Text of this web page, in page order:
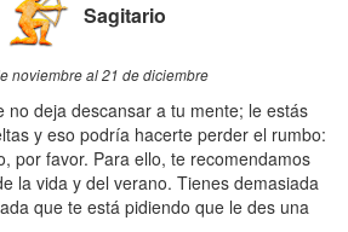
Sagitario
noviembre al 21 de diciembre
no deja descansar a tu mente; le estás
y eso podría hacerte perder el rumbo:
por favor. Para ello, te recomendamos
la vida y del verano. Tienes demasiada
que te está pidiendo que le des una